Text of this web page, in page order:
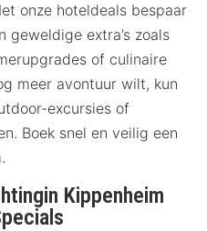
onze hoteldeals bespaar
extra’s zoals
of culinaire
meer avontuur wilt, kun
excursies of
Boek snel en veilig een
Kippenheim